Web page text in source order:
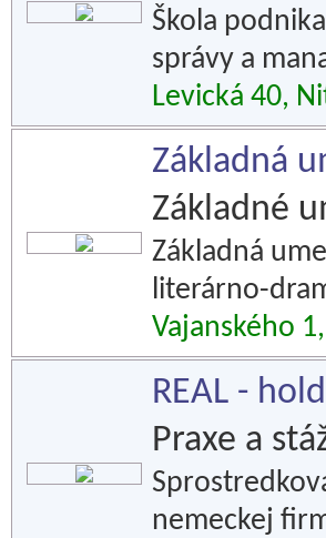
Škola
správy a
Levická 40,
Základná
Základné
Základná
literárno-
Vajanského
REAL -
Praxe a
nemeckej